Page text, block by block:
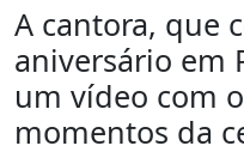
A cantora, que
aniversário em
um vídeo com
momentos da